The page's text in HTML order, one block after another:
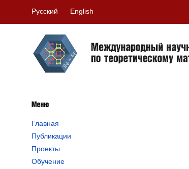
Русский English
Главная
Публикации
Проекты
Обучение